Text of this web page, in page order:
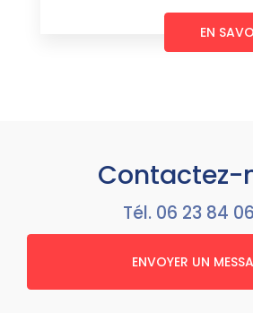
EN
Contactez-
Tél. 06 23 84
ENVOYER UN